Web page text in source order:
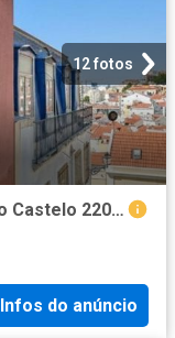
12 fotos
Loft 220m2 úteis | Triplex | Costa do Castelo 220m² Santa Maria Maior
Infos do anúncio